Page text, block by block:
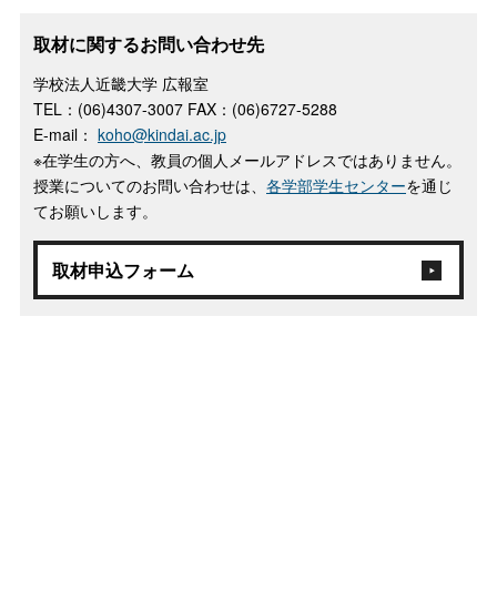
取材に関するお問い合わせ先
学校法人近畿大学 広報室
TEL：(06)4307-3007 FAX：(06)6727-5288
E-mail： koho@kindai.ac.jp
※在学生の方へ、教員の個人メールアドレスではありません。
授業についてのお問い合わせは、 各学部学生センターを通じ
てお願いします。
取材申込フォーム